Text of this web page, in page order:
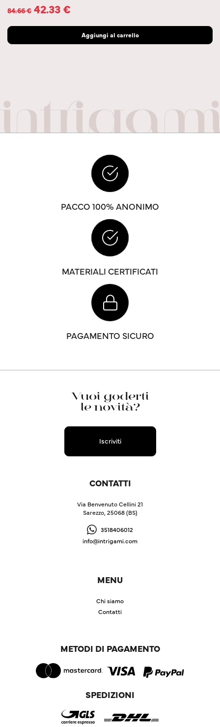
84.66€ 42.33€
Aggiungi al carrello
PACCO 100% ANONIMO
MATERIALI CERTIFICATI
PAGAMENTO SICURO
Vuoi goderti
le novità?
Iscriviti
CONTATTI
Via Benvenuto Cellini 21
Sarezzo, 25068 (BS)
3518406012
info@intrigami.com
MENU
Chi siamo
Contatti
METODI DI PAGAMENTO
SPEDIZIONI